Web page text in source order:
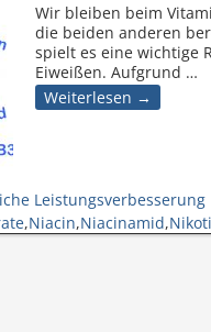
Wir bleiben beim
die beiden anderen
spielt es eine wichtige
Eiweißen. Aufgrund …
Weiterlesen →
Leistungsverbesserung
,Niacin,Niacinamid,